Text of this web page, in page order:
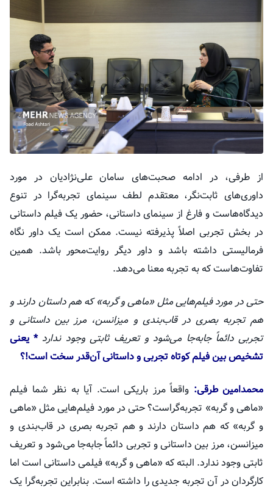
از طرفی، در ادامه صحبت‌های سامان علی‌نژادیان در مورد
داوری‌های ثابت‌نگر، معتقدم لطف سینمای تجربه‌گرا در تنوع
دیدگاه‌هاست و فارغ از سینمای داستانی، حضور یک فیلم داستانی
در بخش تجربی اصلاً پذیرفته نیست. ممکن است یک داور نگاه
فرمالیستی داشته باشد و داور دیگر روایت‌محور باشد. همین
تفاوت‌هاست که به تجربه معنا می‌دهد.
حتی در مورد فیلم‌هایی مثل «ماهی و گربه» که هم داستان دارند و
هم تجربه بصری در قاب‌بندی و میزانسن، مرز بین داستانی و
تجربی دائماً جابه‌جا می‌شود و تعریف ثابتی وجود ندارد * یعنی
تشخیص بین فیلم کوتاه تجربی و داستانی آن‌قدر سخت است!؟
محمدامینطرقی: واقعاً مرز باریکی است. آیا به نظر شما فیلم
«ماهی و گربه» تجربه‌گراست؟ حتی در مورد فیلم‌هایی مثل «ماهی
و گربه» که هم داستان دارند و هم تجربه بصری در قاب‌بندی و
میزانسن، مرز بین داستانی و تجربی دائماً جابه‌جا می‌شود و تعریف
ثابتی وجود ندارد. البته که «ماهی و گربه» فیلمی داستانی است اما
کارگردان در آن تجربه جدیدی را داشته است. بنابراین تجربه‌گرا یک